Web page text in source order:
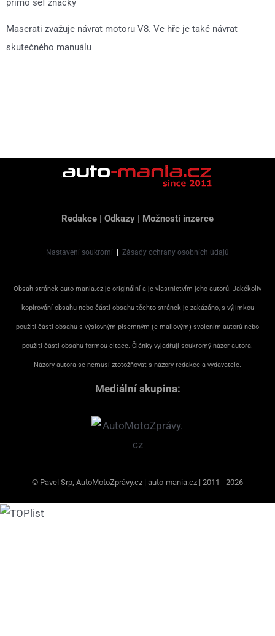
přímo šéf značky
Maserati zvažuje návrat motoru V8. Ve hře je také návrat
skutečného manuálu
Redakce | Odkazy | Možnosti inzerce
Nastavení soukromí Zásady ochrany osobních údajů
Obsah stránek auto-mania.cz je originální a je vlastnictvím jeho autorů. Jakékoliv
kopírování obsahu nebo částí obsahu těchto stránek je zakázáno, s výjimkou
použití části obsahu s výslovným písemným (e-mailovým) svolením autorů nebo
použití části obsahu formou citace. Články vyjadřují soukromý názor autora.
Názory autora se nemusí ztotožňovat s názory redakce a vydavatele.
Mediální skupina:
© Pavel Srp, AutoMotoZprávy.cz | auto-mania.cz | 2011 - 2026